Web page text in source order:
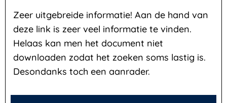
Zeer uitgebreide informatie! Aan de hand van
deze link is zeer veel informatie te vinden.
Helaas kan men het document niet
downloaden zodat het zoeken soms lastig is.
Desondanks toch een aanrader.